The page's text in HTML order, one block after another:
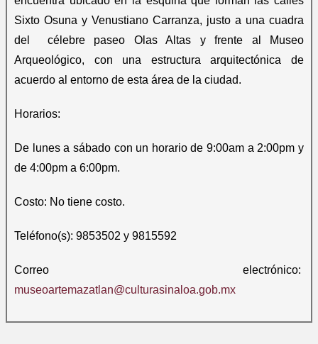
Sixto Osuna y Venustiano Carranza, justo a una cuadra
del célebre paseo Olas Altas y frente al Museo
Arqueológico, con una estructura arquitectónica de
acuerdo al entorno de esta área de la ciudad.
Horarios:
De lunes a sábado con un horario de 9:00am a 2:00pm y
de 4:00pm a 6:00pm.
Costo: No tiene costo.
Teléfono(s): 9853502 y 9815592
Correo electrónico:
museoartemazatlan@culturasinaloa.gob.mx